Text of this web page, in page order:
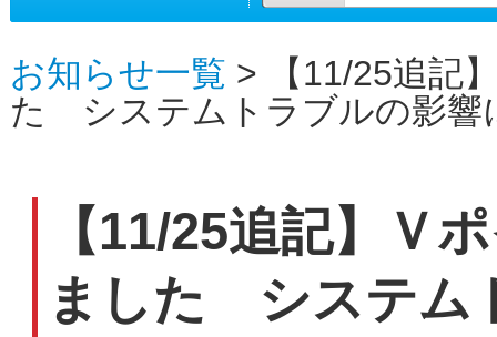
お知らせ一覧 > 【11/25追記
た システムトラブルの影響
【11/25追記】Ｖ
ました システム